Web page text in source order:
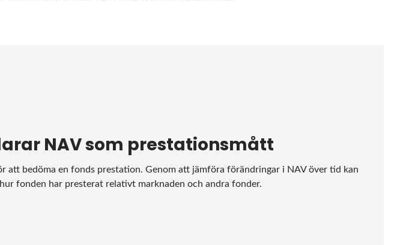
NAV som prestationsmått
att bedöma en fonds prestation. Genom att jämföra förändringar i NAV över tid kan
fonden har presterat relativt marknaden och andra fonder.